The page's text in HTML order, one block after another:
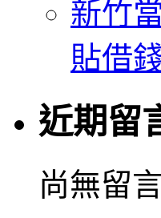
新竹
貼借
近期留
尚無留